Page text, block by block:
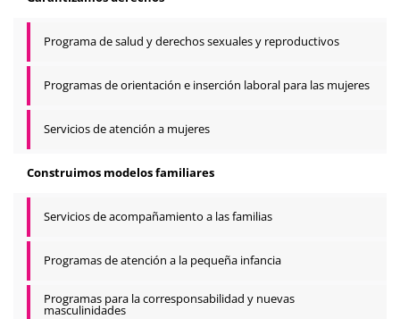
Programa de salud y derechos sexuales y reproductivos
Programas de orientación e inserción laboral para las mujeres
Servicios de atención a mujeres
Construimos modelos familiares
Servicios de acompañamiento a las familias
Programas de atención a la pequeña infancia
Programas para la corresponsabilidad y nuevas
masculinidades